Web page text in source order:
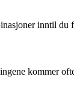
inntil du
kommer